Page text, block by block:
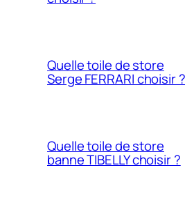
Quelle toile de store
Serge FERRARI choisir ?
Quelle toile de store
banne TIBELLY choisir ?